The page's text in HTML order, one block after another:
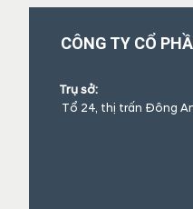
CÔNG TY CỔ
Trụ sở:
Tổ 24, thị trấn Đông